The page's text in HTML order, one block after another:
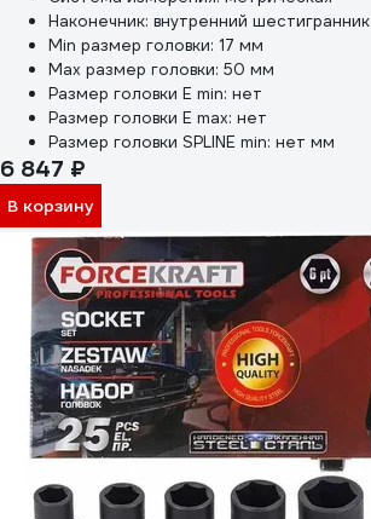
Наконечник: внутренний шестигранник
Min размер головки: 17 мм
Max размер головки: 50 мм
Размер головки E min: нет
Размер головки E max: нет
Размер головки SPLINE min: нет мм
6 847 ₽
В корзину